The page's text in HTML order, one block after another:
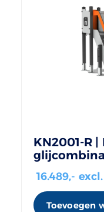
KN2001-R
16.489,-
Toevoegen